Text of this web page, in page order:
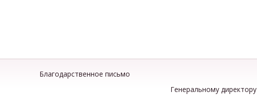
Благодарственное письмо
Генеральному директору